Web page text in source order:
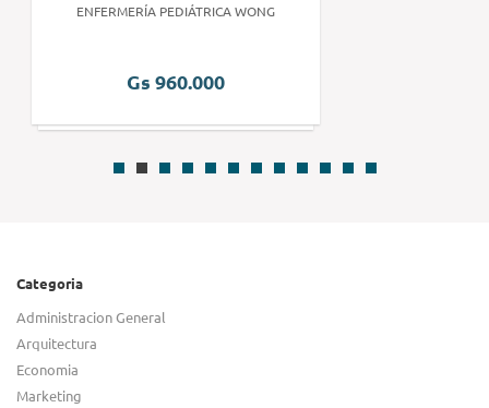
ENFERMERÍA PEDIÁTRICA WONG
Gs 960.000
Categoria
Administracion General
Arquitectura
Economia
Marketing